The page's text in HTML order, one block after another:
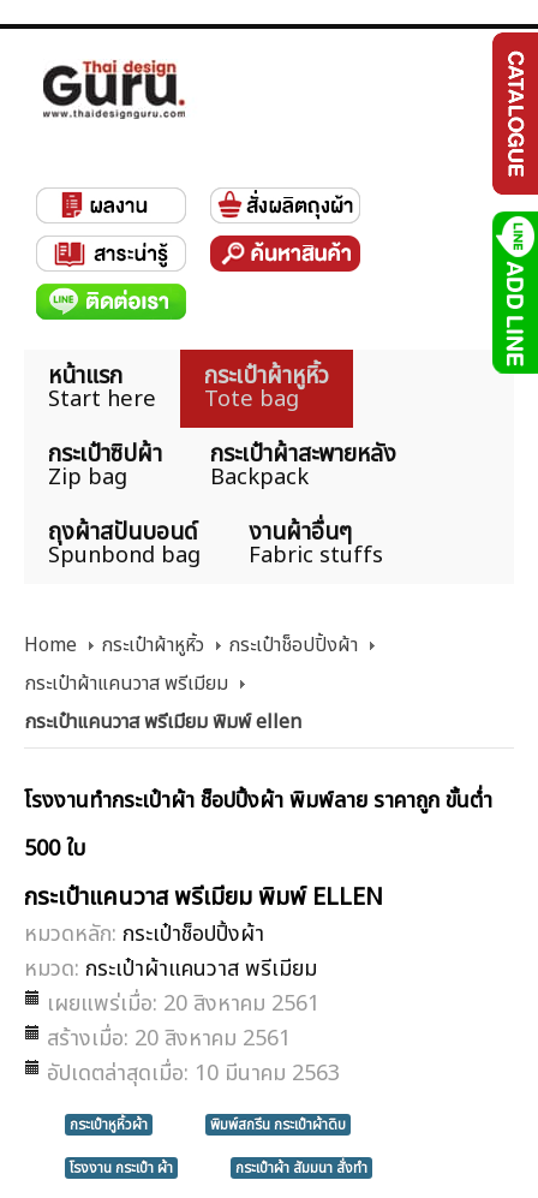
หน้าแรก
Start here
กระเป๋าผ้าหูหิ้ว
Tote bag
กระเป๋าซิปผ้า
Zip bag
กระเป๋าผ้าสะพายหลัง
Backpack
ถุงผ้าสปันบอนด์
Spunbond bag
งานผ้าอื่นๆ
Fabric stuffs
Home กระเป๋าผ้าหูหิ้ว
กระเป๋าช็อปปิ้งผ้า
กระเป๋าผ้าแคนวาส พรีเมียม
กระเป๋าแคนวาส พรีเมียม พิมพ์ ellen
โรงงานทำกระเป๋าผ้า ช็อปปิ้งผ้า พิมพ์ลาย ราคาถูก ขั้นต่ำ
500 ใบ
กระเป๋าแคนวาส พรีเมียม พิมพ์ ELLEN
หมวดหลัก: กระเป๋าช็อปปิ้งผ้า
หมวด: กระเป๋าผ้าแคนวาส พรีเมียม
เผยแพร่เมื่อ: 20 สิงหาคม 2561
สร้างเมื่อ: 20 สิงหาคม 2561
อัปเดตล่าสุดเมื่อ: 10 มีนาคม 2563
กระเป๋าหูหิ้วผ้า
พิมพ์สกรีน กระเป๋าผ้าดิบ
โรงงาน กระเป๋า ผ้า
กระเป๋าผ้า สัมมนา สั่งทำ